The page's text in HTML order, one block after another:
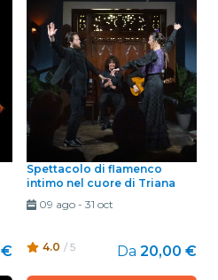
€
Spettacolo di flamenco
intimo nel cuore di Triana
09 ago- 31 oct
4.0 / 5 Da 20,00 €